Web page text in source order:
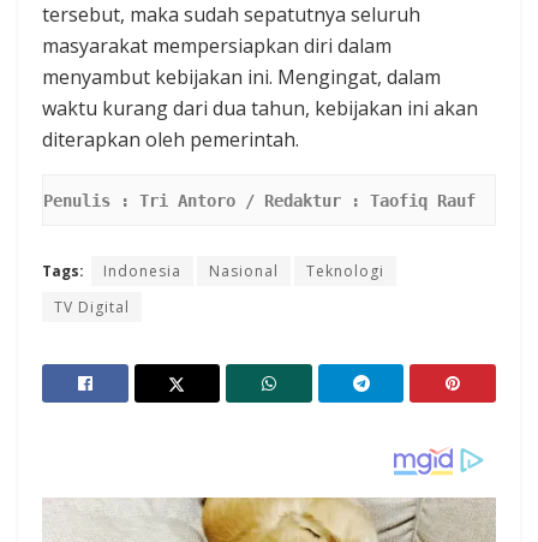
tersebut, maka sudah sepatutnya seluruh
masyarakat mempersiapkan diri dalam
menyambut kebijakan ini. Mengingat, dalam
waktu kurang dari dua tahun, kebijakan ini akan
diterapkan oleh pemerintah.
Penulis : Tri Antoro / Redaktur : Taofiq Rauf
Tags: Indonesia Nasional
Teknologi
TV Digital